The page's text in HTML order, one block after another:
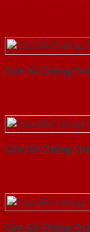
Cửa Gỗ Chống
Cửa Gỗ Chống
Cửa Gỗ Chống